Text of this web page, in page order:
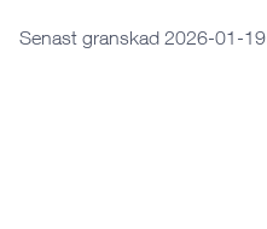
Senast granskad 2026-01-19